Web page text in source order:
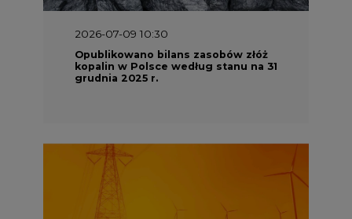
2026-07-09 10:30
Opublikowano bilans zasobów złóż
kopalin w Polsce według stanu na 31
grudnia 2025 r.